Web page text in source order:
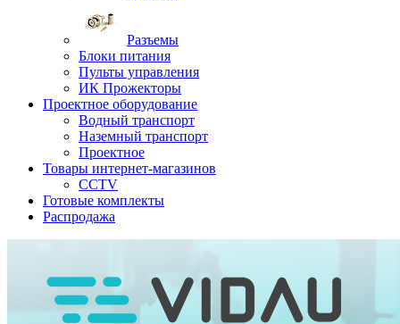
Разъемы
Блоки питания
Пульты управления
ИК Прожекторы
Проектное оборудование
Водный транспорт
Наземный транспорт
Проектное
Товары интернет-магазинов
CCTV
Готовые комплекты
Распродажа